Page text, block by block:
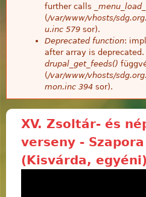
further calls
(/var/www/vhosts/
u.inc 579 sor).
Deprecated function:
after array is
drupal_get_feeds()
(/var/www/vhosts/
mon.inc 394 sor).
XV. Zsoltár- és
verseny -
(Kisvárda, egyéni)